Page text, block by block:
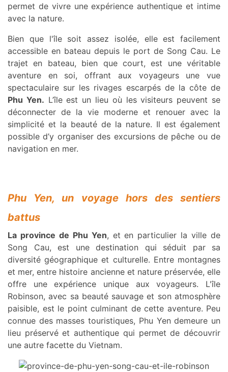
permet de vivre une expérience authentique et intime
avec la nature.
Bien que l'île soit assez isolée, elle est facilement
accessible en bateau depuis le port de Song Cau. Le
trajet en bateau, bien que court, est une véritable
aventure en soi, offrant aux voyageurs une vue
spectaculaire sur les rivages escarpés de la côte de
Phu Yen. L’île est un lieu où les visiteurs peuvent se
déconnecter de la vie moderne et renouer avec la
simplicité et la beauté de la nature. Il est également
possible d’y organiser des excursions de pêche ou de
navigation en mer.
Phu Yen, un voyage hors des sentiers
battus
La province de Phu Yen, et en particulier la ville de
Song Cau, est une destination qui séduit par sa
diversité géographique et culturelle. Entre montagnes
et mer, entre histoire ancienne et nature préservée, elle
offre une expérience unique aux voyageurs. L'île
Robinson, avec sa beauté sauvage et son atmosphère
paisible, est le point culminant de cette aventure. Peu
connue des masses touristiques, Phu Yen demeure un
lieu préservé et authentique qui permet de découvrir
une autre facette du Vietnam.